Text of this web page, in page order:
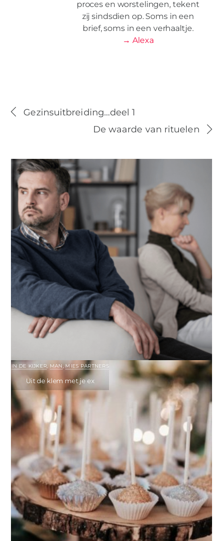
proces en worstelingen, tekent
zij sindsdien op. Soms in een
brief, soms in een verhaaltje.
→ Alexa
Gezinsuitbreiding…deel 1
De waarde van rituelen
IN DE KIJKER MAN MIES PARTNERS
Uit de klem met je ex